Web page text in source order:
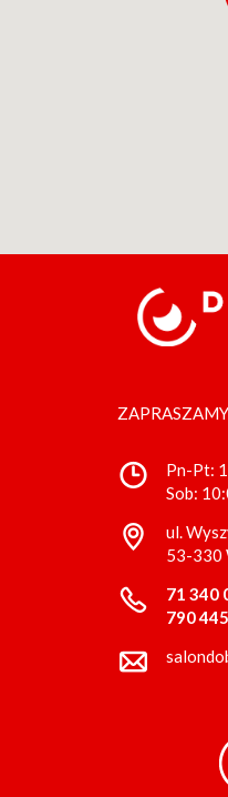
ZAPRASZAMY
Pn-Pt:
Sob:
ul.
53-330
71 340
790